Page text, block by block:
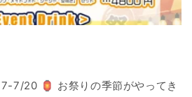
7/20 🏮 お祭りの季節がやってき